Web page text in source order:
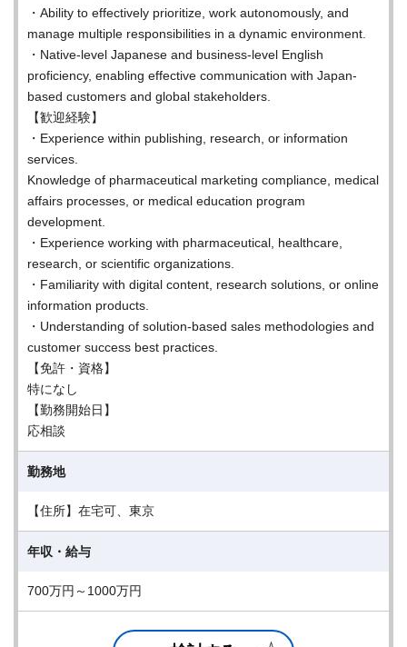
・Ability to effectively prioritize, work autonomously, and
manage multiple responsibilities in a dynamic environment.
・Native-level Japanese and business-level English
proficiency, enabling effective communication with Japan-
based customers and global stakeholders.
【歓迎経験】
・Experience within publishing, research, or information
services.
Knowledge of pharmaceutical marketing compliance, medical
affairs processes, or medical education program
development.
・Experience working with pharmaceutical, healthcare,
research, or scientific organizations.
・Familiarity with digital content, research solutions, or online
information products.
・Understanding of solution-based sales methodologies and
customer success best practices.
【免許・資格】
特になし
【勤務開始日】
応相談
勤務地
【住所】在宅可、東京
年収・給与
700万円～1000万円